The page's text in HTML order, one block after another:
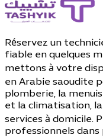
Réservez un
fiable en quelques
mettons à votre
en Arabie saoudite
plomberie, la
et la climatisation,
services à domicile.
professionnels dans